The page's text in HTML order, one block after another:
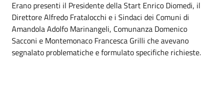
Erano presenti il Presidente della Start Enrico Diomedi, il
Direttore Alfredo Fratalocchi e i Sindaci dei Comuni di
Amandola Adolfo Marinangeli, Comunanza Domenico
Sacconi e Montemonaco Francesca Grilli che avevano
segnalato problematiche e formulato specifiche richieste.